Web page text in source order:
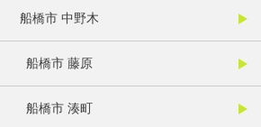
船橋市 中野木
船橋市 藤原
船橋市 湊町